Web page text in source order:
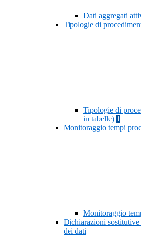
Dati aggregati
Tipologie di
Tipologie di
in tabelle) 1
Monitoraggio tempi
Monitoraggio
Dichiarazioni
dei dati